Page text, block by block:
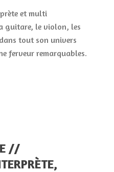
et multi
guitare, le violon, les
tout son univers
ferveur remarquables.
//